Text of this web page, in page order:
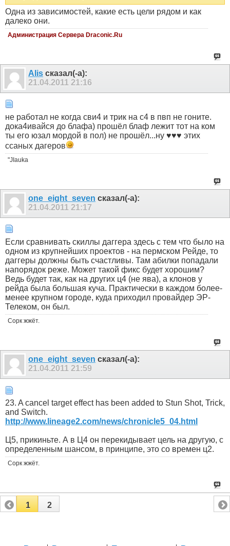
Одна из зависимостей, какие есть цели рядом и как
далеко они.
Администрация Сервера Draconic.Ru
Alis сказал(-а):
21.04.2011 21:16
не работал не когда сви4 и трик на с4 в пвп не гоните.
дока4ивайся до блафа) прошёл блаф лежит тот на ком
ты его юзал мордой в пол) не прошёл...ну ♥♥♥ этих
ссаных дагеров
"JIauka
one_eight_seven сказал(-а):
21.04.2011 21:17
Если сравнивать скиллы даггера здесь с тем что было на
одном из крупнейших проектов - на пермском Рейде, то
даггеры должны быть счастливы. Там абилки попадали
напорядок реже. Может такой фикс будет хорошим?
Ведь будет так, как на других ц4 (не ява), а клонов у
рейда была большая куча. Практически в каждом более-
менее крупном городе, куда приходил провайдер ЭР-
Телеком, он был.
Сорк жжёт.
one_eight_seven сказал(-а):
21.04.2011 21:59
23. A cancel target effect has been added to Stun Shot, Trick,
and Switch.
http://www.lineage2.com/news/chronicle5_04.html
Ц5, прикиньте. А в Ц4 он перекидывает цель на другую, с
определенным шансом, в принципе, это со времен ц2.
Сорк жжёт.
1 2